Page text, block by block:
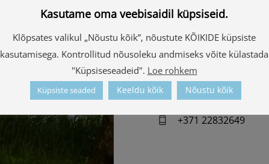
+371 24429955
“Ezerpļavas” Lāzberģī
57.458664, 27.11915
Vaata kaardilt
+371 22832649
Kasutame oma veebisaidil küpsiseid.
Klõpsates valikul „Nõustu kõik”, nõustute KÕIKIDE küpsiste
kasutamisega. Kontrollitud nõusoleku andmiseks võite külastada
"Küpsiseseadeid". Loe rohkem
Küpsiste seaded Keeldu kõik Nõustu kõik